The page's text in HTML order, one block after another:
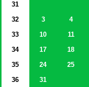
31
32
3 4
33
10 11
34
17 18
35
24 25
36
31